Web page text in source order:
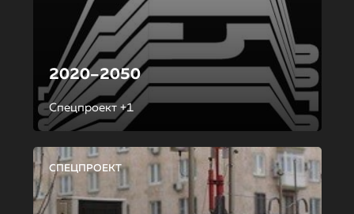
2020–2050
Спецпроект +1
СПЕЦПРОЕКТ